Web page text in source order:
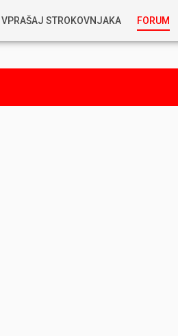
VPRAŠAJ STROKOVNJAKA
KOSTJA PRIHODA
FORUM